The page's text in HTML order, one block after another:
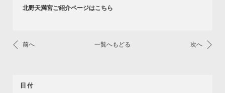
北野天満宮ご紹介ページはこちら
前へ 一覧へもどる 次へ
日付